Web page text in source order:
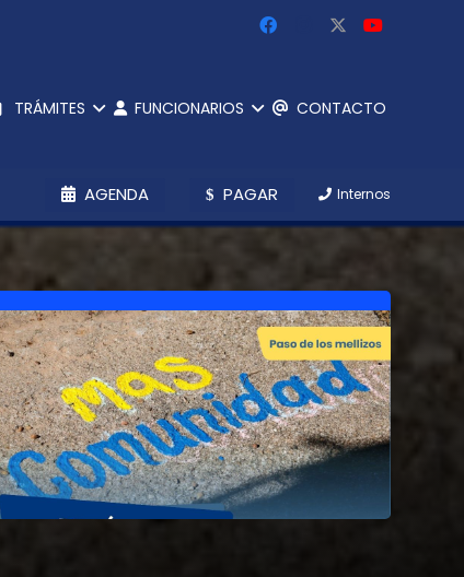
TRÁMITES FUNCIONARIOS CONTACTO
AGENDA PAGAR Internos